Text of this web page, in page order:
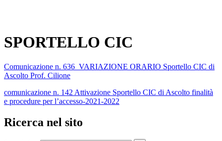
SPORTELLO CIC
Comunicazione n. 636_VARIAZIONE ORARIO Sportello CIC di
Ascolto Prof. Cilione
comunicazione n. 142 Attivazione Sportello CIC di Ascolto finalità
e procedure per l’accesso-2021-2022
Ricerca nel sito